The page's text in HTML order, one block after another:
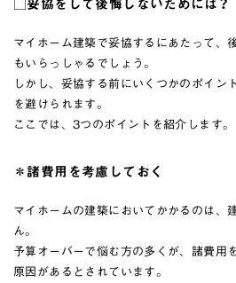
□妥協をして後悔しないためには？
マイホーム建築で妥協するにあたって、
もいらっしゃるでしょう。
しかし、妥協する前にいくつかのポイン
を避けられます。
ここでは、3つのポイントを紹介します。
＊諸費用を考慮しておく
マイホームの建築においてかかるのは、
ん。
予算オーバーで悩む方の多くが、諸費用
原因があるとされています。